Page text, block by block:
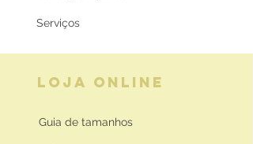
Serviços
LOJA ONLINE
Guia de tamanhos